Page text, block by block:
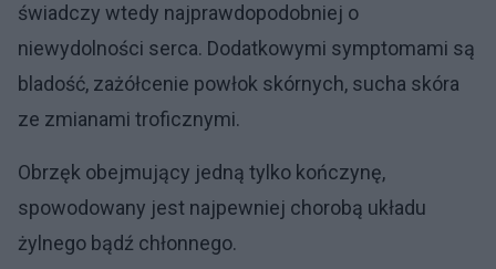
świadczy wtedy najprawdopodobniej o
niewydolności serca. Dodatkowymi symptomami są
bladość, zażółcenie powłok skórnych, sucha skóra
ze zmianami troficznymi.
Obrzęk obejmujący jedną tylko kończynę,
spowodowany jest najpewniej chorobą układu
żylnego bądź chłonnego.